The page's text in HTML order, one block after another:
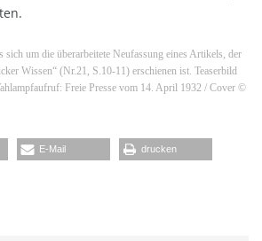
sich um die überarbeitete Neufassung eines Artikels, der
Wissen“ (Nr.21, S.10-11) erschienen ist. Teaserbild
Freie Presse vom 14. April 1932 / Cover ©
E-Mail drucken